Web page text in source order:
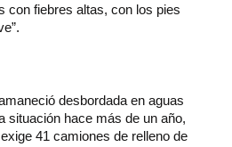
con fiebres altas, con los pies
desbordada en aguas
situación hace más de un año,
41 camiones de relleno de